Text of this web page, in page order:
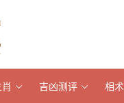
吉凶测评 相术